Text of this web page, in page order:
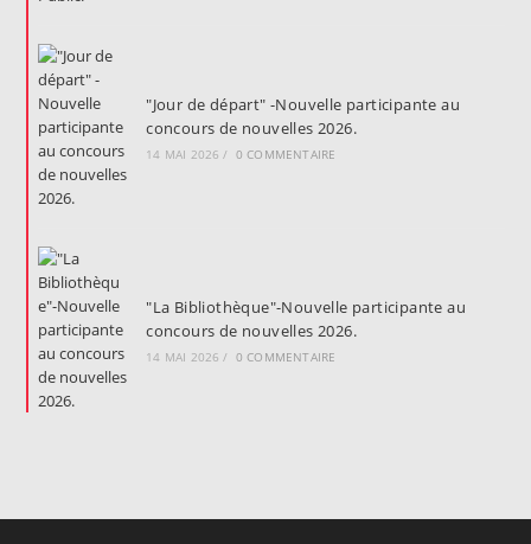
"Jour de départ" -Nouvelle participante au
concours de nouvelles 2026.
14 MAI 2026 / 0 COMMENTAIRE
"La Bibliothèque"-Nouvelle participante au
concours de nouvelles 2026.
14 MAI 2026 / 0 COMMENTAIRE